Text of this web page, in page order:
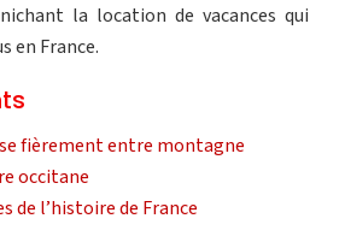
la location de vacances qui
en France.
fièrement entre montagne
occitane
de l’histoire de France